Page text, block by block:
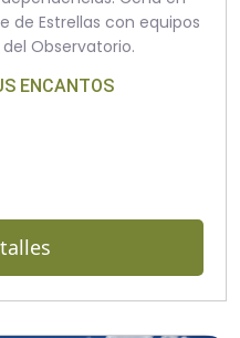
de Estrellas con equipos
Observatorio.
ENCANTOS